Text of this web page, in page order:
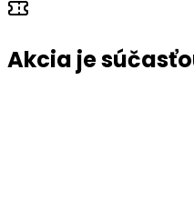
Akcia je